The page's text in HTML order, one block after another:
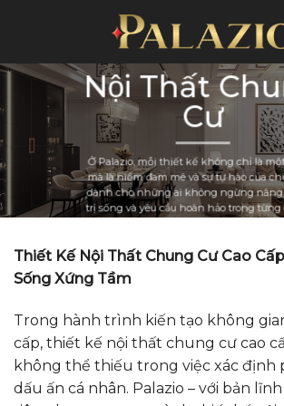
dung
Nội Thất
Cư
Ở Palazio, mỗi thiết kế không chỉ là
mà là niềm đam mê và sự tự hào của
dành cho những ai không ngừng nâng
trị sống và yêu cầu hoàn hảo trong
Thiết Kế Nội Thất Chung Cư Cao
Sống Xứng Tầm
Trong hành trình kiến tạo không
cấp, thiết kế nội thất chung cư cao
không thể thiếu trong việc xác định
dấu ấn cá nhân. Palazio – với bản